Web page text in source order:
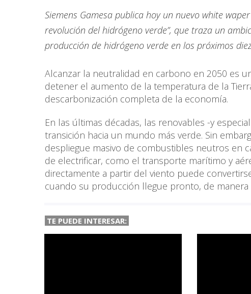
Siemens Gamesa publica hoy un nuevo white
revolución del hidrógeno verde”, que traza un
producción de hidrógeno verde en los próximos
Alcanzar la neutralidad en carbono en 2050 es
detener el aumento de la temperatura de la
descarbonización completa de la economía.
En las últimas décadas, las renovables -y
transición hacia un mundo más verde. Sin
despliegue masivo de combustibles neutros en
de electrificar, como el transporte marítimo y
directamente a partir del viento puede
cuando su producción llegue pronto, de manera
TE PUEDE INTERESAR: